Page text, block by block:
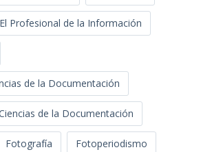
El Profesional de la Información
de la Documentación
de la Documentación
Fotografía Fotoperiodismo